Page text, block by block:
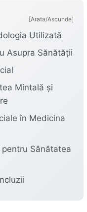
[Arata/Ascunde]
Utilizată
Asupra Sănătății
Mintală și
în Medicina
Sănătatea